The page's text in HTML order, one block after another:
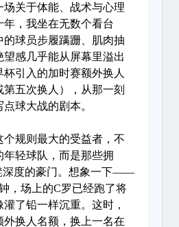
场关于体能、战术与心理
年，我坐在无数个看台
的球员步履蹒跚、肌肉抽
感几乎能从屏幕里溢出
杯引入的加时赛额外换人
五次换人），从那一刻
球大战的剧本。
规则最大的受益者，不
年轻球队，而是那些拥
深度的豪门。想象一下——
，场上的C罗已经跑了将
了铅一样沉重。这时，
换人名额，换上一名在